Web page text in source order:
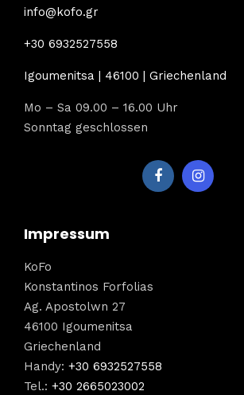
info@kofo.gr
+30 6932527558
Igoumenitsa | 46100 | Griechenland
Mo – Sa 09.00 – 16.00 Uhr
Sonntag geschlossen
Impressum
KoFo
Konstantinos Forfolias
Ag. Apostolwn 27
46100 Igoumenitsa
Griechenland
Handy: +30 6932527558
Tel.: +30 2665023002